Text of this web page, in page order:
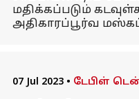
மதிக்கப்படும்
அதிகாரப்பூர்வ
07 Jul 2023 • டேபிள்